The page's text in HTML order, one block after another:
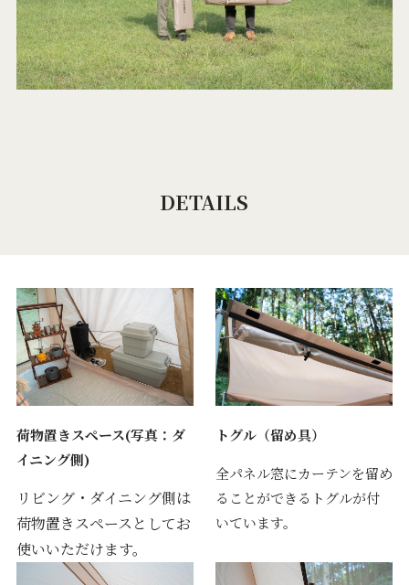
DETAILS
荷物置きスペース(写真：ダ
イニング側)
リビング・ダイニング側は
荷物置きスペースとしてお
使いいただけます。
トグル（留め具）
全パネル窓にカーテンを留め
ることができるトグルが付
いています。